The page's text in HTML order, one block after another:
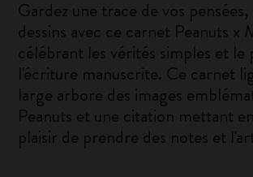
Gardez une trace de vos
dessins avec ce carnet Peanuts x
célébrant les vérités simples et le
l'écriture manuscrite. Ce carnet
large arbore des images
Peanuts et une citation mettant
plaisir de prendre des notes et